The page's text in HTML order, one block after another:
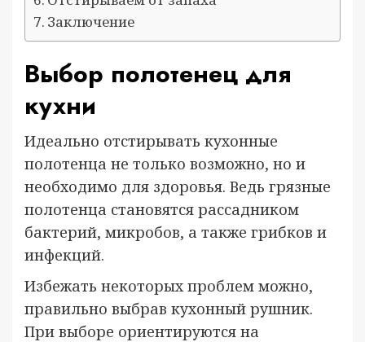
Заключение
Выбор полотенец для
кухни
Идеально отстирывать кухонные
полотенца не только возможно, но и
необходимо для здоровья. Ведь грязные
полотенца становятся рассадником
бактерий, микробов, а также грибков и
инфекций.
Избежать некоторых проблем можно,
правильно выбрав кухонный рушник.
При выборе ориентируются на